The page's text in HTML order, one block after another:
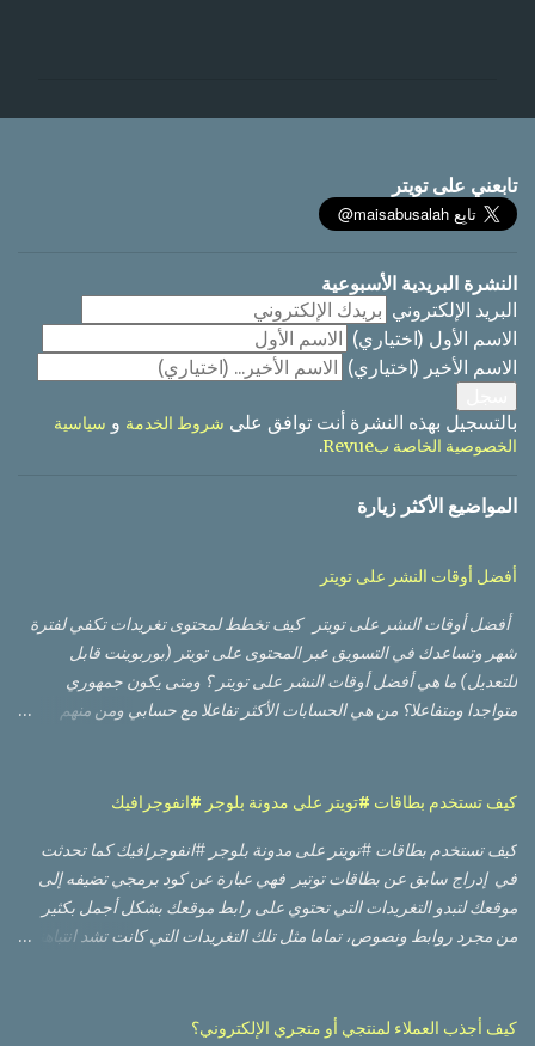
ت
تابعني على تويتر
النشرة البريدية الأسبوعية
البريد الإلكتروني
الاسم الأول (اختياري)
الاسم الأخير (اختياري)
بالتسجيل بهذه النشرة أنت توافق على شروط الخدمةوسياسية
الخصوصية الخاصة بRevue
.
المواضيع الأكثر زيارة
أفضل أوقات النشر على تويتر
أفضل أوقات النشر على تويتر كيف تخطط لمحتوى تغريدات تكفي لفترة
شهر وتساعدك في التسويق عبر المحتوى على تويتر (بوربوينت قابل
للتعديل) ما هي أفضل أوقات النشر على تويتر ؟ ومتى يكون جمهوري
متواجدا ومتفاعلا؟ من هي الحسابات الأكثر تفاعلا مع حسابي ومن منهم
الفيديوهات كان أداؤها أفضل؟ لا بد من أنك قرأت أو مررت على العديد من
والإجازة في تلك الدول، وعليك إعادة تقدير الأوقات لتناسب دولتك
وجمهورك، وقد يعمل أو لا يعمل، والسبب ظروف أخرى مثل كونهم مثلا
يتنقلون بوسائل النقل العام، مما يعطيهم وقتا. أكبر لتفقد حساباتهم على
منصات التواصل الاجتماعي قبل البدء بالعمل وبعد إنهاء العمل، بينما في
أمرا صعبا، لكن الخبر الجيد هو أنه يمكنك الوصول إلى تلك المعلومة عن
كيف تستخدم بطاقات #تويتر على مدونة بلوجر #انفوجرافيك
كيف تستخدم بطاقات #تويتر على مدونة بلوجر #انفوجرافيك كما تحدثت
في إدراج سابق عن بطاقات توتير فهي عبارة عن كود برمجي تضيفه إلى
موقعك لتبدو التغريدات التي تحتوي على رابط موقعك بشكل أجمل بكثير
من مجرد روابط ونصوص، تماما مثل تلك التغريدات التي كانت تشد انتباهنا
سأتحدث اليوم عن طريقة إضاقتها على مدونة بلوجر أو بلوج سبوت.
كيف أجذب العملاء لمنتجي أو متجري الإلكتروني؟